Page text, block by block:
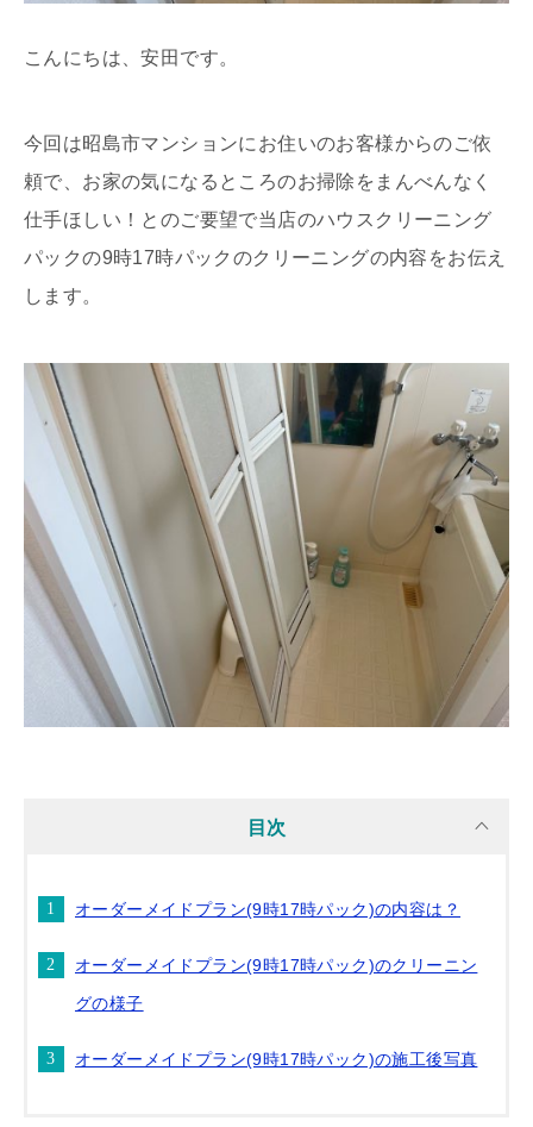
こんにちは、安田です。
今回は昭島市マンションにお住いのお客様からのご依
頼で、お家の気になるところのお掃除をまんべんなく
仕手ほしい！とのご要望で当店のハウスクリーニング
パックの9時17時パックのクリーニングの内容をお伝え
します。
目次
オーダーメイドプラン(9時17時パック)の内容は？
オーダーメイドプラン(9時17時パック)のクリーニン
グの様子
オーダーメイドプラン(9時17時パック)の施工後写真